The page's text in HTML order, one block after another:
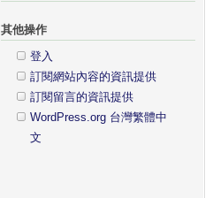
其他操作
登入
訂閱網站內容的資訊提供
訂閱留言的資訊提供
WordPress.org 台灣繁體中
文